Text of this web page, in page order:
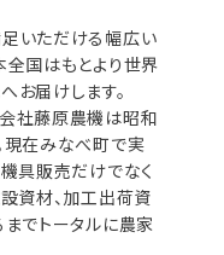
いただける幅広い
全国はもとより世界
お届けします。
社藤原農機は昭和
現在みなべ町で実
具販売だけでなく
資材、加工出荷資
でトータルに農家